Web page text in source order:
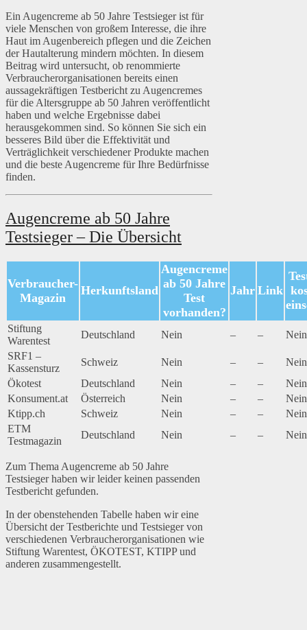
Ein Augencreme ab 50 Jahre Testsieger ist für
viele Menschen von großem Interesse, die ihre
Haut im Augenbereich pflegen und die Zeichen
der Hautalterung mindern möchten. In diesem
Beitrag wird untersucht, ob renommierte
Verbraucherorganisationen bereits einen
aussagekräftigen Testbericht zu Augencremes
für die Altersgruppe ab 50 Jahren veröffentlicht
haben und welche Ergebnisse dabei
herausgekommen sind. So können Sie sich ein
besseres Bild über die Effektivität und
Verträglichkeit verschiedener Produkte machen
und die beste Augencreme für Ihre Bedürfnisse
finden.
Augencreme ab 50 Jahre
Testsieger – Die Übersicht
Verbraucher-
Magazin
Herkunftsland
Augencreme
ab 50 Jahre
Test
vorhanden?
Jahr Link
Stiftung
Warentest
Deutschland Nein – –
Nein
SRF1 –
Kassensturz
Schweiz Nein – –
Nein
Ökotest
Deutschland Nein – –
Nein
Konsument.at
Österreich Nein – –
Nein
Ktipp.ch
Schweiz Nein – –
Nein
ETM
Testmagazin
Deutschland Nein – – Nein
Zum Thema Augencreme ab 50 Jahre
Testsieger haben wir leider keinen passenden
Testbericht gefunden.
In der obenstehenden Tabelle haben wir eine
Übersicht der Testberichte und Testsieger von
verschiedenen Verbraucherorganisationen wie
Stiftung Warentest, ÖKOTEST, KTIPP und
anderen zusammengestellt.